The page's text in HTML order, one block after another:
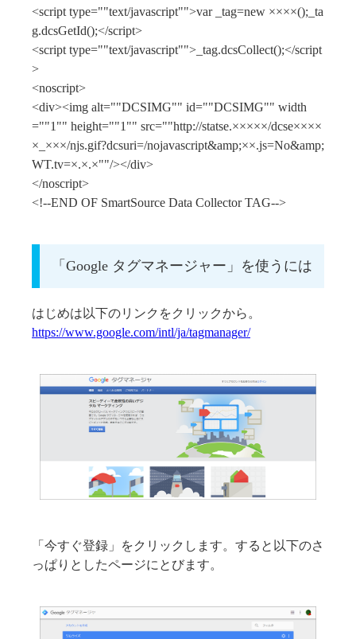
<script type=""text/javascript"">var _tag=new ××××();_ta
g.dcsGetId();</script>
<script type=""text/javascript"">_tag.dcsCollect();</script
>
<noscript>
<div><img alt=""DCSIMG"" id=""DCSIMG"" width
=""1"" height=""1"" src=""http://statse.×××××/dcse××××
×_×××/njs.gif?dcsuri=/nojavascript&amp;××.js=No&amp;
WT.tv=×.×.×""/></div>
</noscript>
<!--END OF SmartSource Data Collector TAG-->
「Google タグマネージャー」を使うには
はじめは以下のリンクをクリックから。
https://www.google.com/intl/ja/tagmanager/
「今すぐ登録」をクリックします。すると以下のさ
っぱりとしたページにとびます。